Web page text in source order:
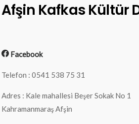
Afşin Kafkas Kültür
Facebook
Telefon : 0541 538 75 31
Adres : Kale mahallesi Beşer Sokak No 1
Kahramanmaraş Afşin